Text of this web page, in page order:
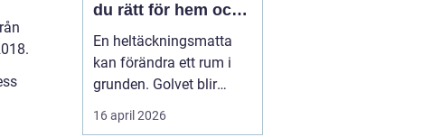
du rätt för hem och
kontor
En heltäckningsmatta
kan förändra ett rum i
grunden. Golvet blir
mjukare, ljudnivån
sjunker och hela miljön
16 april 2026